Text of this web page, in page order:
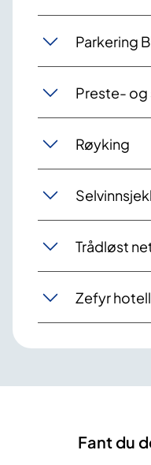
Parkering
Preste-
Røyking
Trådløst
Zefyr
Fant du